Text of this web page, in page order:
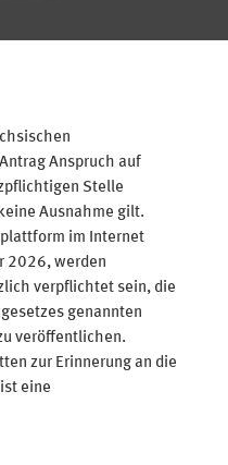
Anspruch auf
Stelle
Ausnahme gilt.
im Internet
2026, werden
verpflichtet sein, die
genannten
veröffentlichen.
zur Erinnerung an die
eine